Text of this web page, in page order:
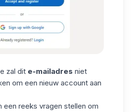
zal dit e-mailadres niet
om een nieuw account aan
een reeks vragen stellen om